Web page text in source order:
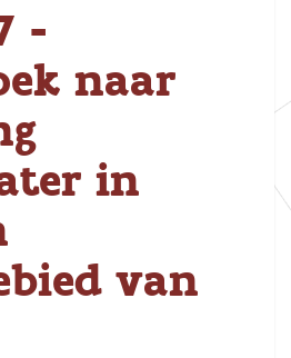
-
naar
in
van